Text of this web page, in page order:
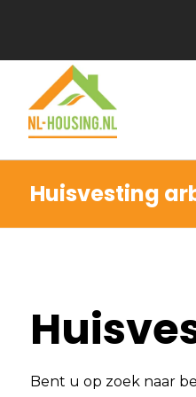
Huisvesting
Bent u op zoek naar